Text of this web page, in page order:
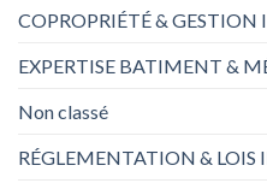
COPROPRIÉTÉ &
EXPERTISE BATIMENT &
Non classé
RÉGLEMENTATION & LOIS